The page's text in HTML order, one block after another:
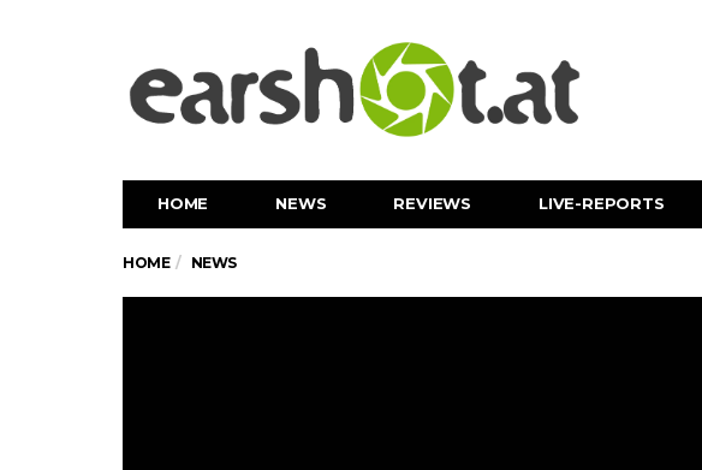
HOME NEWS REVIEWS LIVE-REPORTS
HOME NEWS